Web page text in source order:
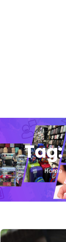
Tag:
Home